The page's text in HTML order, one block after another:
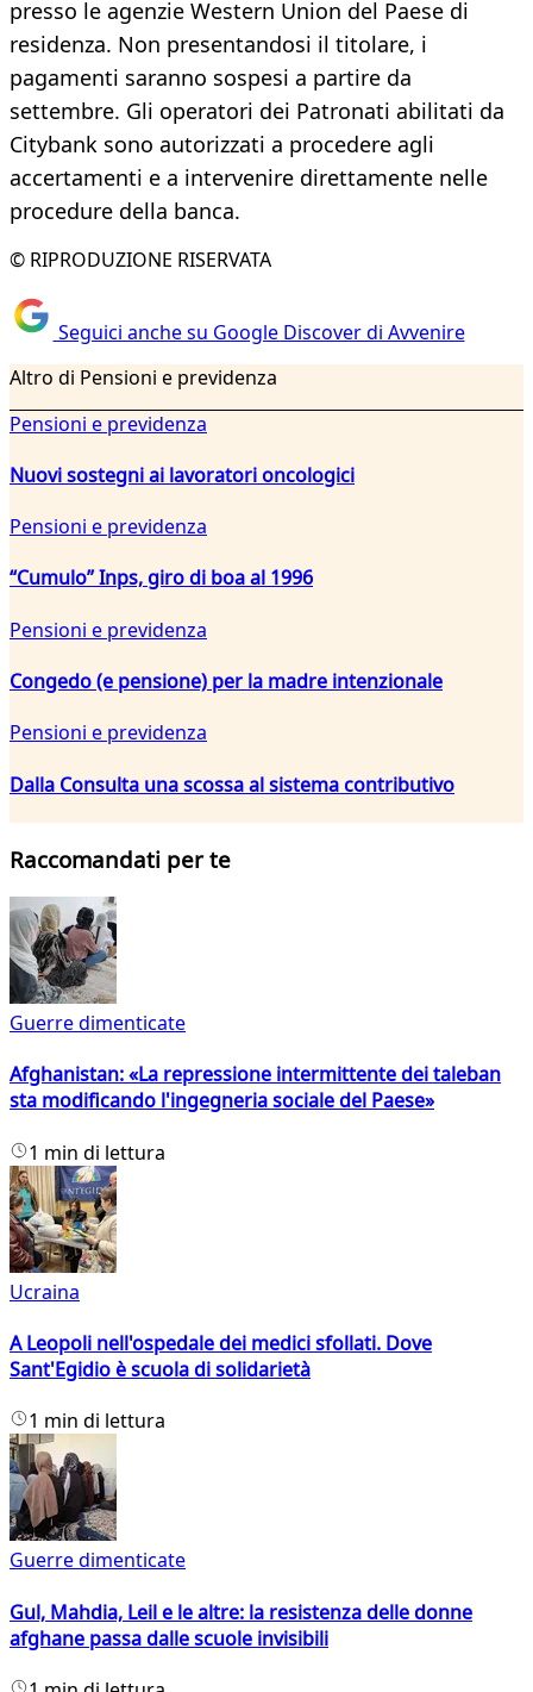
presso le agenzie Western Union del Paese di
residenza. Non presentandosi il titolare, i
pagamenti saranno sospesi a partire da
settembre. Gli operatori dei Patronati abilitati da
Citybank sono autorizzati a procedere agli
accertamenti e a intervenire direttamente nelle
procedure della banca.
© RIPRODUZIONE RISERVATA
Seguici anche su Google Discover di Avvenire
Altro di Pensioni e previdenza
Pensioni e previdenza
Nuovi sostegni ai lavoratori oncologici
Pensioni e previdenza
“Cumulo” Inps, giro di boa al 1996
Pensioni e previdenza
Congedo (e pensione) per la madre intenzionale
Pensioni e previdenza
Dalla Consulta una scossa al sistema contributivo
Raccomandati per te
Guerre dimenticate
Afghanistan: «La repressione intermittente dei taleban
sta modificando l'ingegneria sociale del Paese»
1 min di lettura
Ucraina
A Leopoli nell'ospedale dei medici sfollati. Dove
Sant'Egidio è scuola di solidarietà
1 min di lettura
Guerre dimenticate
Gul, Mahdia, Leil e le altre: la resistenza delle donne
afghane passa dalle scuole invisibili